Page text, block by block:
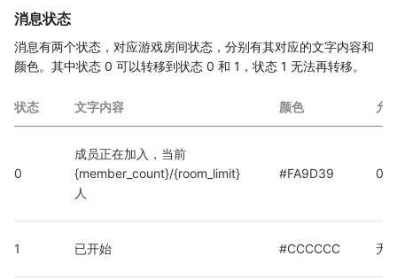
消息状态
消息有两个状态，对应游戏房间状态，分别有其对应的文字内容和
颜色。其中状态 0 可以转移到状态 0 和 1，状态 1 无法再转移。
状态 文字内容 颜色 允
0
成员正在加入，当前
{member_count}/{room_limit}
人
#FA9D39 0, 1
1 已开始 #CCCCCC 无